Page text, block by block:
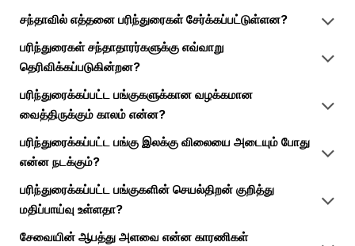
சந்தாவில் எத்தனை பரிந்துரைகள் சேர்க்கப்பட்டுள்ளன?
பரிந்துரைகள் சந்தாதாரர்களுக்கு எவ்வாறு
தெரிவிக்கப்படுகின்றன?
பரிந்துரைக்கப்பட்ட பங்குகளுக்கான வழக்கமான
வைத்திருக்கும் காலம் என்ன?
பரிந்துரைக்கப்பட்ட பங்கு இலக்கு விலையை அடையும் போது
என்ன நடக்கும்?
பரிந்துரைக்கப்பட்ட பங்குகளின் செயல்திறன் குறித்து
மதிப்பாய்வு உள்ளதா?
சேவையின் ஆபத்து அளவை என்ன காரணிகள்